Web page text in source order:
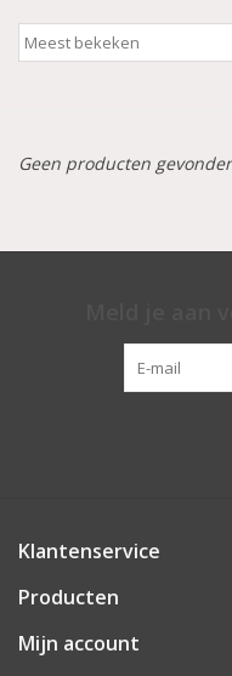
Werkmateriaal
Aluminium koffer/Trolley
Apparatuur
NIEUW! Pedicure
Geen producten
Klantenservice
Producten
Mijn account